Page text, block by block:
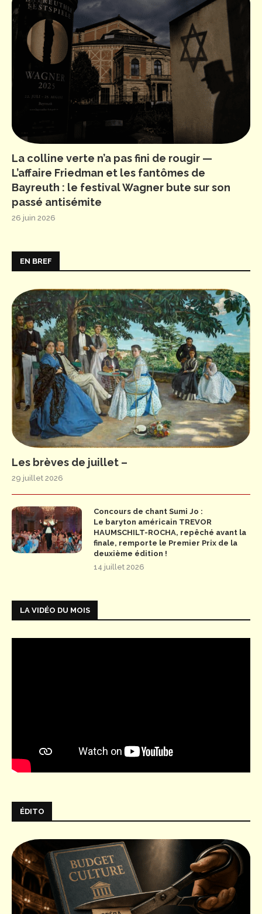
La colline verte n’a pas fini de rougir —
L’affaire Friedman et les fantômes de
Bayreuth : le festival Wagner bute sur son
passé antisémite
26 juin 2026
EN BREF
Les brèves de juillet –
29 juillet 2026
Concours de chant Sumi Jo :
Le baryton américain TREVOR
HAUMSCHILT-ROCHA, repêché avant la
finale, remporte le Premier Prix de la
deuxième édition !
14 juillet 2026
LA VIDÉO DU MOIS
ÉDITO